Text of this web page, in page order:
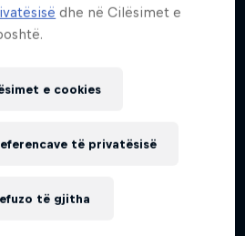
dhe në Cilësimet e
e cookies
të gjitha
të privatësisë